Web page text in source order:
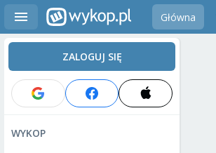
Główna
ZALOGUJ SIĘ
WYKOP